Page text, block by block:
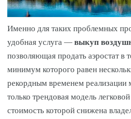
Именно для таких проблемных
удобная услуга — выкуп
позволяющая продать аэростат в
минимум которого равен
рекордным временем реализации
только трендовая модель
стоимость которой снижена